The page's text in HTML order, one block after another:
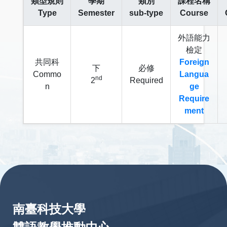
Type
Semester
sub-type
Course
共同科
Commo
n
下
2nd
必修
Required
外語能力
檢定
Foreign
Langua
ge
Require
ment
南臺科技大學